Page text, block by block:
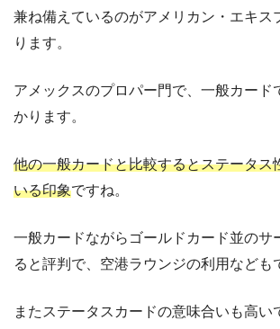
兼ね備えているのがアメリカン・エキス
ります。
アメックスのプロパー門で、一般カード
かります。
他の一般カードと比較するとステータス
いる印象ですね。
一般カードながらゴールドカード並のサ
ると評判で、空港ラウンジの利用なども
またステータスカードの意味合いも高い